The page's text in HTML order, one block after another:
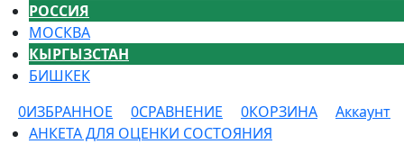
РОССИЯ
МОСКВА
КЫРГЫЗСТАН
БИШКЕК
0ИЗБРАННОЕ 0СРАВНЕНИЕ 0КОРЗИНА
Аккаунт
АНКЕТА ДЛЯ ОЦЕНКИ СОСТОЯНИЯ